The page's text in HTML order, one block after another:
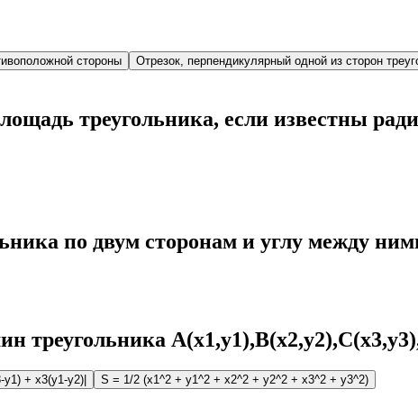
стороны Отрезок, перпендикулярный одной из сторон
треугольника, если известны
по двум сторонам и углу между
треугольника
y1) + x3(y1-y2)|
S = 1/2 (x1^2 + y1^2 + x2^2 + y2^2 + x3^2 + y3^2)